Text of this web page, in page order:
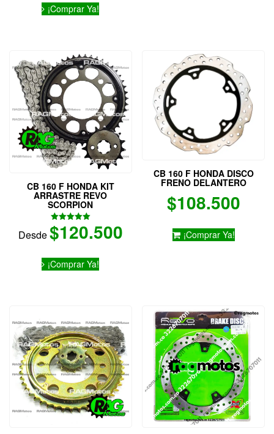
¡Comprar Ya!
Las
opciones
se
pueden
elegir
en
la
página
de
producto
pueden
elegir
en
la
página
de
producto
CB 160 F HONDA KIT
ARRASTRE REVO
SCORPION
Valorado
con
Desde$120.500
¡Comprar Ya!
opciones
se
pueden
elegir
en
la
página
de
CB 160 F HONDA DISCO
FRENO DELANTERO
$108.500
¡Comprar Ya!